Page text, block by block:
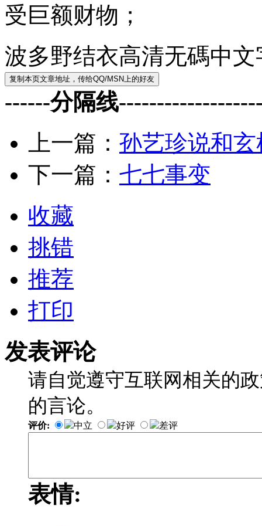
受巨额财物；
波多野结衣高清无碼中
------分隔线
上一篇： 孙艺珍说和
下一篇： 七七事变
收藏
挑错
推荐
打印
发表评论
请自觉遵守互联网相关的
的言论。
评价: 中立 好评 差评
表情: